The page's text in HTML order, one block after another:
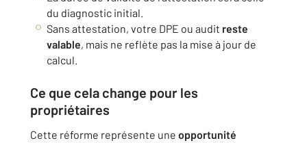
du diagnostic initial.
Sans attestation, votre DPE ou audit reste
valable, mais ne reflète pas la mise à jour de
calcul.
Ce que cela change pour les
propriétaires
Cette réforme représente une opportunité